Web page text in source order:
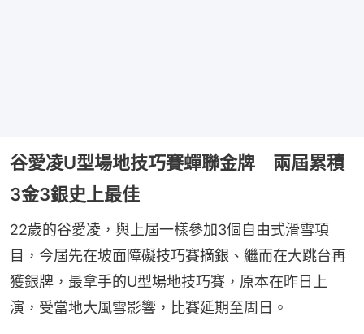
谷愛凌U型場地技巧賽蟬聯金牌 兩屆累積
3金3銀史上最佳
22歲的谷愛凌，與上屆一樣參加3個自由式滑雪項
目，今屆先在坡面障礙技巧賽摘銀、繼而在大跳台再
獲銀牌，最拿手的U型場地技巧賽，原本在昨日上
演，受當地大風雪影響，比賽延期至周日。